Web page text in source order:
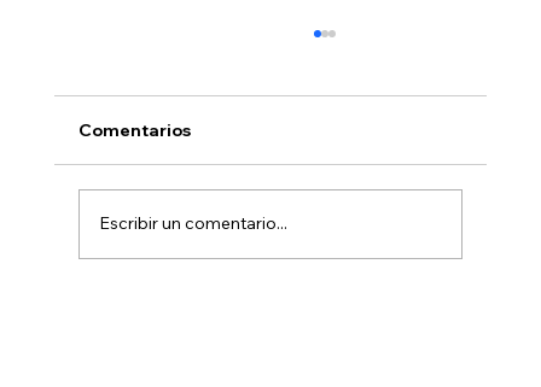
Comentarios
Escribir un comentario...